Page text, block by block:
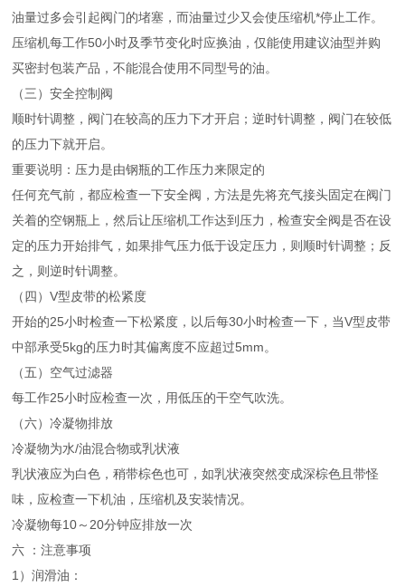
油量过多会引起阀门的堵塞，而油量过少又会使压缩机*停止工作。
压缩机每工作50小时及季节变化时应换油，仅能使用建议油型并购
买密封包装产品，不能混合使用不同型号的油。
（三）安全控制阀
顺时针调整，阀门在较高的压力下才开启；逆时针调整，阀门在较低
的压力下就开启。
重要说明：压力是由钢瓶的工作压力来限定的
任何充气前，都应检查一下安全阀，方法是先将充气接头固定在阀门
关着的空钢瓶上，然后让压缩机工作达到压力，检查安全阀是否在设
定的压力开始排气，如果排气压力低于设定压力，则顺时针调整；反
之，则逆时针调整。
（四）V型皮带的松紧度
开始的25小时检查一下松紧度，以后每30小时检查一下，当V型皮带
中部承受5kg的压力时其偏离度不应超过5mm。
（五）空气过滤器
每工作25小时应检查一次，用低压的干空气吹洗。
（六）冷凝物排放
冷凝物为水/油混合物或乳状液
乳状液应为白色，稍带棕色也可，如乳状液突然变成深棕色且带怪
味，应检查一下机油，压缩机及安装情况。
冷凝物每10～20分钟应排放一次
六 ：注意事项
1）润滑油：